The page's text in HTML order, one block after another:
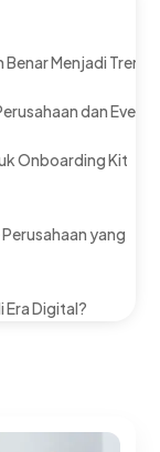
Menjadi Tren?
dan Event
Onboarding Kit
yang
Digital?